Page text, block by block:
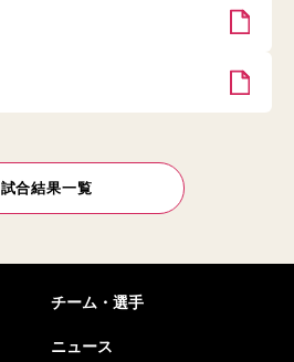
試合結果一覧
チーム・選手
ニュース